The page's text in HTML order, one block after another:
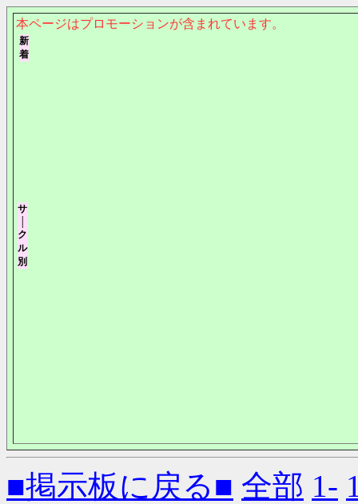
本ページはプロモーションが含まれています。
■掲示板に戻る■ 全部 1-